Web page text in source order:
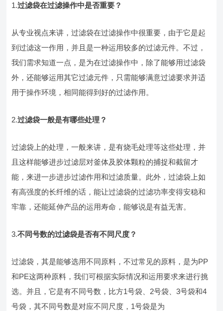
1.过滤袋在过滤操作中是否重要？
从专业视点来讲，过滤袋在过滤操作中很重要，由于它是起
到过滤这一作用，并且是一种运用较多的过滤元件。不过，
我们需求知道一点，是为在过滤操作中，除了能够用过滤袋
外，还能够运用其它过滤元件，只需能够满意过滤要求并适
用于操作环境，相同能得到好的过滤作用。
2.过滤袋一般是有哪些处理？
过滤袋上的处理，一般来讲，是有烧毛处理等这些处理，并
且这样能够进步过滤层对釜体及胶体颗粒的捕捉和截留才
能，来进一步进步过滤作用和过滤质量。此外，过滤袋上如
有高强度的长纤维的话，能让过滤袋的过滤功率变得安稳和
牢靠，还能延伸产品的运用寿命，能够说是有益无害。
3.不同号数的过滤袋是否有不同尺度？
过滤袋，其是能够选用不同原料，不过常见的原料，是为PP
和PE这两种原料，我们可根据实际情况和运用要求来进行挑
选。并且，它是有不同号数，比方1号袋、2号袋、3号袋和4
号袋，其不同号数是对应不同尺度，1号袋是为